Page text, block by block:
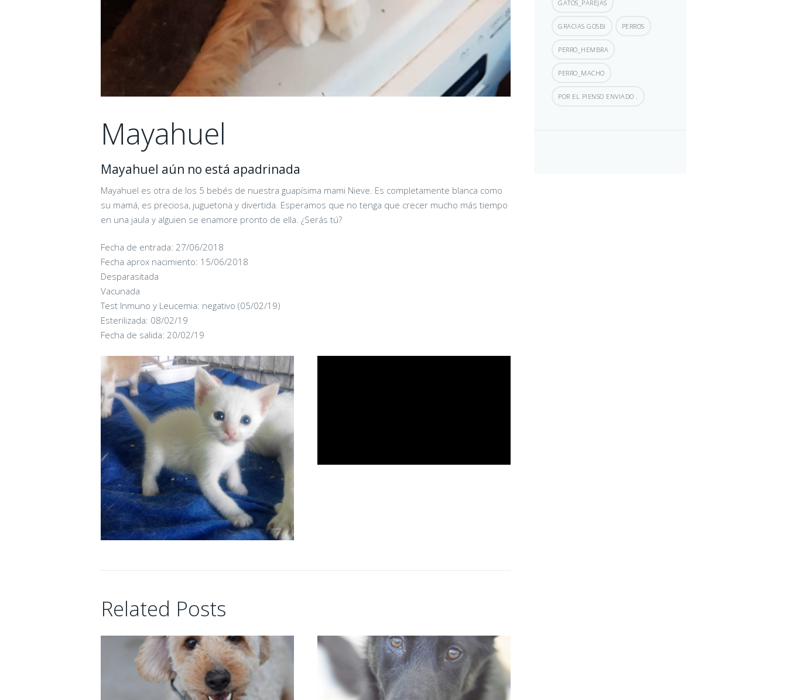
Mayahuel
Mayahuel aún no está apadrinada
Mayahuel es otra de los 5 bebés de nuestra guapísima mami Nieve. Es completamente blanca como
su mamá, es preciosa, juguetona y divertida. Esperamos que no tenga que crecer mucho más tiempo
en una jaula y alguien se enamore pronto de ella. ¿Serás tú?
Fecha de entrada: 27/06/2018
Fecha aprox nacimiento: 15/06/2018
Desparasitada
Vacunada
Test Inmuno y Leucemia: negativo (05/02/19)
Esterilizada: 08/02/19
Fecha de salida: 20/02/19
Related Posts
CANDY
16/06/2026
GATOS_PAREJAS
GRACIAS GOSBI PERROS
PERRO_HEMBRA
PERRO_MACHO
POR EL PIENSO ENVIADO .